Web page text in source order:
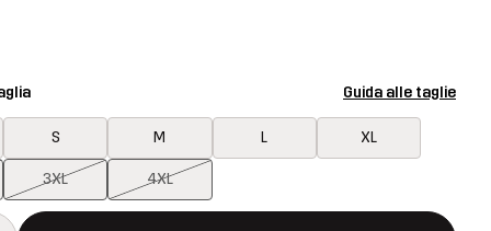
Guida alle taglie
S M L XL
3XL 4XL
una finestra modale per confermare un nuovo articolo nel